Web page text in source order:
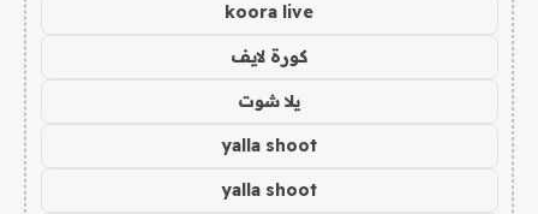
koora live
كورة لايف
يلا شوت
yalla shoot
yalla shoot